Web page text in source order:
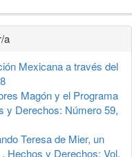
a
Mexicana a través del
Magón y el Programa
y Derechos: Número 59,
Teresa de Mier, un
, Hechos y Derechos: Vol.